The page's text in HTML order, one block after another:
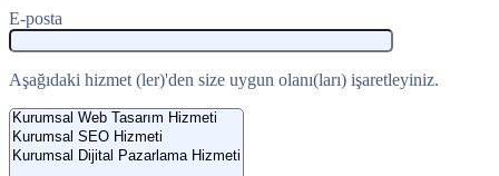
E-posta
Aşağıdaki hizmet (ler)'den size uygun olanı(ları) işaretleyiniz.